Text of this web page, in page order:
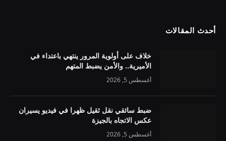
أحدث المقالات
خلاف على أولوية المرور ينتهي باعتداء في
الأميرية.. والأمن يضبط المتهم
أغسطس 5, 2026
ضبط سائقي نقل ثقيل ظهرا في فيديو يسيران
عكس الاتجاه بالجيزة
أغسطس 5, 2026